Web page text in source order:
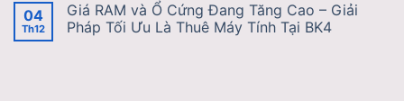
04
Th12
Giá RAM và Ổ Cứng Đang Tăng Cao – Giải
Pháp Tối Ưu Là Thuê Máy Tính Tại BK4